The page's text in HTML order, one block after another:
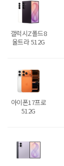
갤럭시Z폴드8
울트라 512G
아이폰17프로
512G